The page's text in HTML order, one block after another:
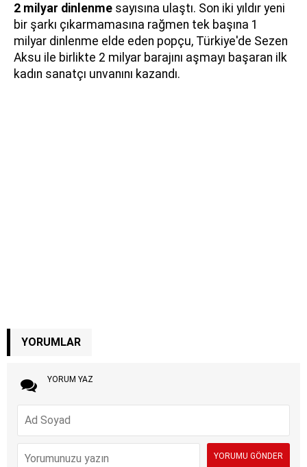
2 milyar dinlenme sayısına ulaştı. Son iki yıldır yeni
bir şarkı çıkarmamasına rağmen tek başına 1
milyar dinlenme elde eden popçu, Türkiye'de Sezen
Aksu ile birlikte 2 milyar barajını aşmayı başaran ilk
kadın sanatçı unvanını kazandı.
YORUMLAR
YORUM YAZ